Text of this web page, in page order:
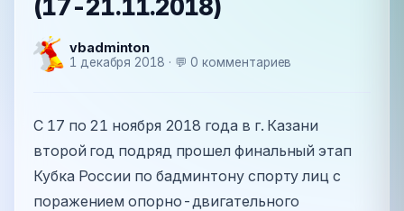
(17-21.11.2018)
vbadminton
1 декабря 2018 · 💬 0 комментариев
С 17 по 21 ноября 2018 года в г. Казани
второй год подряд прошел финальный этап
Кубка России по бадминтону спорту лиц с
поражением опорно-двигательного